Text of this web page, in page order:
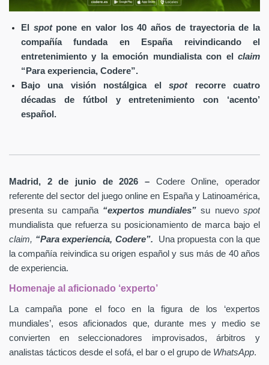
El spot pone en valor los 40 años de trayectoria de la
compañía fundada en España reivindicando el
entretenimiento y la emoción mundialista con el claim
“Para experiencia, Codere”.
Bajo una visión nostálgica elspotrecorre cuatro
décadas de fútbol y entretenimiento con ‘acento’
español.
Madrid, 2 de junio de 2026 – Codere Online, operador
referente del sector del juego online en España y Latinoamérica,
presenta su campaña “expertos mundiales” su nuevospot
mundialista que refuerza su posicionamiento de marca bajo el
claim, “Para experiencia, Codere”.
Una propuesta con la que
la compañía reivindica su origen español y sus más de 40 años
de experiencia.
Homenaje al aficionado ‘experto’
La campaña pone el foco en la figura de los ‘expertos
mundiales’, esos aficionados que, durante mes y medio se
convierten en seleccionadores improvisados, árbitros y
analistas tácticos desde el sofá, el bar o el grupo de WhatsApp.